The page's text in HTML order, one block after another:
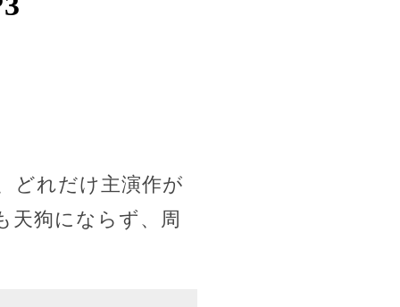
どれだけ主演作が
天狗にならず、周